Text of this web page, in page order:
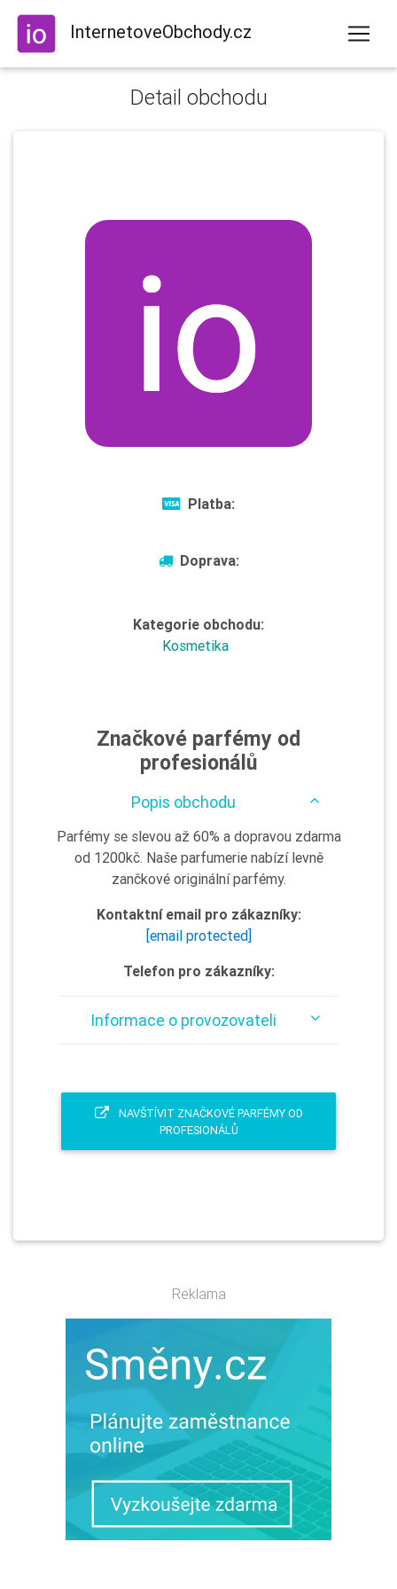
InternetoveObchody.cz
Detail obchodu
Platba:
Doprava:
Kategorie obchodu:
Kosmetika
Značkové parfémy od
profesionálů
Popis obchodu
Parfémy se slevou až 60% a dopravou zdarma
od 1200kč. Naše parfumerie nabízí levně
zančkové originální parfémy.
Kontaktní email pro zákazníky:
[email protected]
Telefon pro zákazníky:
Informace o provozovateli
NAVŠTÍVIT ZNAČKOVÉ PARFÉMY OD
PROFESIONÁLŮ
Reklama